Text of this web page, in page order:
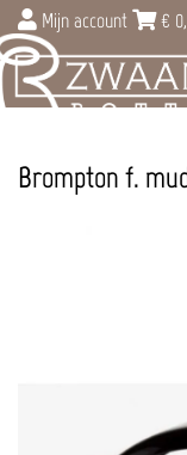
Mijn account €
Brompton f.